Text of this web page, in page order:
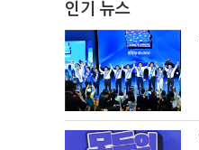
인기 뉴스